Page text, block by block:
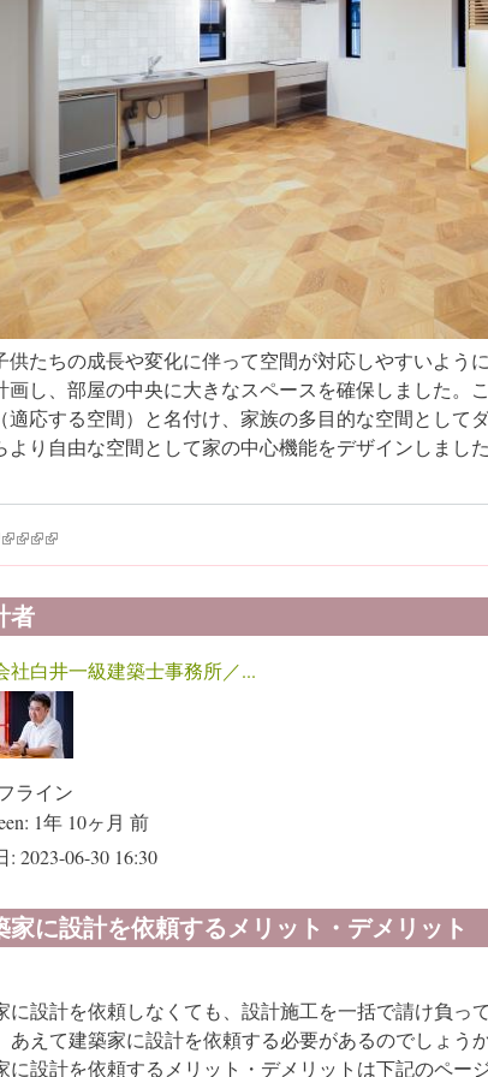
供たちの成長や変化に伴って空間が対応しやすいよう
画し、部屋の中央に大きなスペースを確保しました。
（適応する空間）と名付け、家族の多目的な空間として
より自由な空間として家の中心機能をデザインしました
is external)
is external)
(link is external)
(link is external)
(link is external)
(link is external)
者
社白井一級建築士事務所／...
ライン
1年 10ヶ月 前
: 2023-06-30 16:30
家に設計を依頼するメリット・デメリット
に設計を依頼しなくても、設計施工を一括で請け負っ
あえて建築家に設計を依頼する必要があるのでしょう
に設計を依頼するメリット・デメリットは下記のペー